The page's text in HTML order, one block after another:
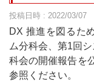
投稿日時 : 2022/03/07
DX 推進を図るた
ム分科会、第1回
科会の開催報告を
参照ください。